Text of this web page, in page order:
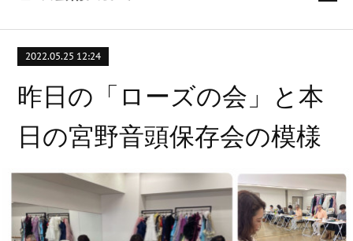
2022.05.25 12:24
昨日の「ローズの会」と本
日の宮野音頭保存会の模様